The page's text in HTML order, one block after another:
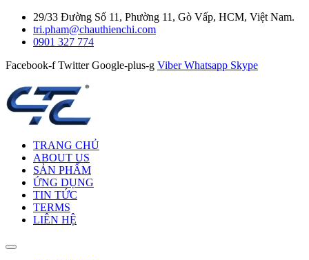
29/33 Đường Số 11, Phường 11, Gò Vấp, HCM, Việt Nam.
tri.pham@chauthienchi.com
0901 327 774
Facebook-f Twitter Google-plus-g Viber Whatsapp Skype
TRANG CHỦ
ABOUT US
SẢN PHẨM
ỨNG DỤNG
TIN TỨC
TERMS
LIÊN HỆ